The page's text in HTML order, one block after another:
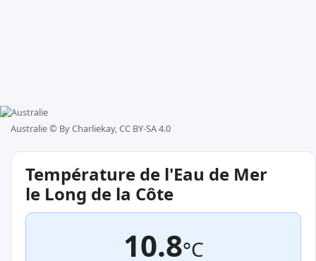
Australie © By Charliekay, CC BY-SA 4.0
Température de l'Eau de Mer
le Long de la Côte
10.8°C